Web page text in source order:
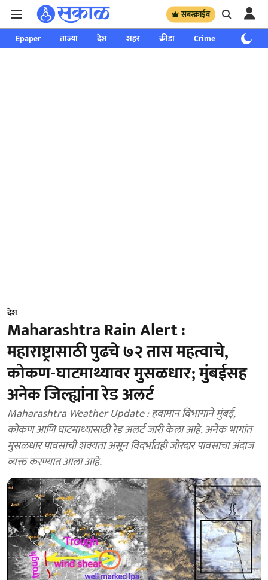
सबस्क्राईब
Epaper ताज्या देश शहर क्रीडा Crime साप्ताहिक
देश
Maharashtra Rain Alert :
महाराष्ट्रासाठी पुढचे ७२ तास महत्वाचे,
कोकण-घाटमाथ्यावर मुसळधार; मुंबईसह
अनेक जिल्ह्यांना रेड अलर्ट
Maharashtra Weather Update : हवामान विभागाने मुंबई,
कोकण आणि घाटमाथ्यासाठी रेड अलर्ट जारी केला आहे. अनेक भागांत
मुसळधार पावसाची शक्यता असून विदर्भातही जोरदार पावसाचा अंदाज
व्यक्त करण्यात आला आहे.